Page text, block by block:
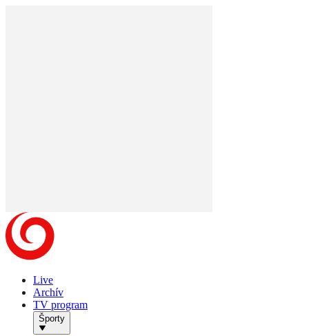
Live
Archív
TV program
Športy